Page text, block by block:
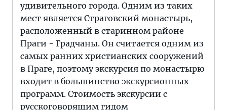
удивительного города. Одним из таких
мест является Страговский монастырь,
расположенный в старинном районе
Праги - Градчаны. Он считается одним из
самых ранних христианских сооружений
в Праге, поэтому экскурсия по монастырю
входит в большинство экскурсионных
программ. Стоимость экскурсии с
русскоговорящим гидом